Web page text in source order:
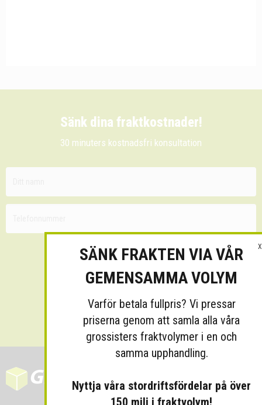
Sänk dina fraktkostnader!
30 minuters kostnadsfri konsultation
Skicka
X
SÄNK FRAKTEN VIA VÅR
GEMENSAMMA VOLYM
Varför betala fullpris? Vi pressar
priserna genom att samla alla våra
grossisters fraktvolymer i en och
samma upphandling.
Nyttja våra stordriftsfördelar på över
150 milj i fraktvolym!